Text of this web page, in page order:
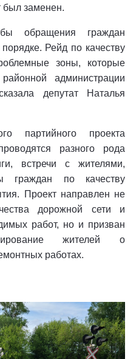
был заменен.
обращения граждан
Рейд по качеству
зоны, которые
администрации
депутат Наталья
партийного проекта
разного рода
встречи с жителями,
граждан по качеству
Проект направлен не
дорожной сети и
работ, но и призван
жителей о
работах.